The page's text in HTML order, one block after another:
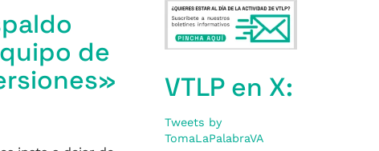
de
VTLP en X:
Tweets by
TomaLaPalabraVA